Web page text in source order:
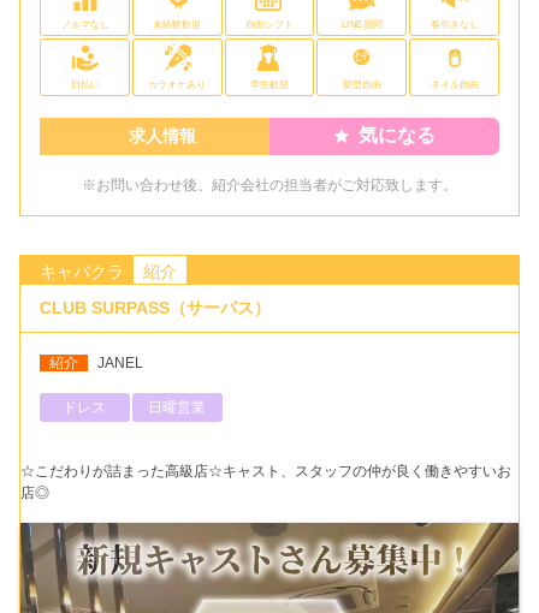
ノルマなし 未経験歓迎 自由シフト LINE質問 客引きなし
日払い カラオケあり 学生歓迎 髪型自由 ネイル自由
求人情報 気になる
※お問い合わせ後、紹介会社の担当者がご対応致します。
キャバクラ
紹介
CLUB SURPASS（サーパス）
紹介 JANEL
ドレス 日曜営業
☆こだわりが詰まった高級店☆キャスト、スタッフの仲が良く働きやすいお
店◎